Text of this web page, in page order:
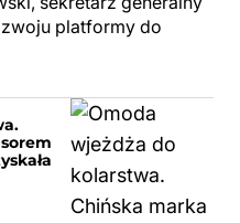
platformy do